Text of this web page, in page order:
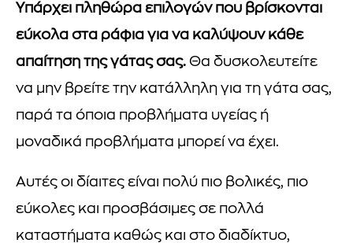
Υπάρχει πληθώρα επιλογών που βρίσκονται
εύκολα στα ράφια για να καλύψουν κάθε
απαίτηση της γάτας σας. Θα δυσκολευτείτε
να μην βρείτε την κατάλληλη για τη γάτα σας,
παρά τα όποια προβλήματα υγείας ή
μοναδικά προβλήματα μπορεί να έχει.
Αυτές οι δίαιτες είναι πολύ πιο βολικές, πιο
εύκολες και προσβάσιμες σε πολλά
καταστήματα καθώς και στο διαδίκτυο,